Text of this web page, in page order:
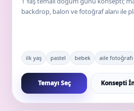
backdrop, balon ve fotoğraf alanı ile
ilk yaş pastel bebek aile fotoğrafı
Temayı Seç Konsepti